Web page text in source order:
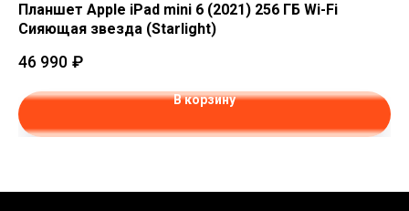
Планшет Apple iPad mini 6 (2021) 256 ГБ Wi-Fi
Сияющая звезда (Starlight)
46 990 ₽
В корзину